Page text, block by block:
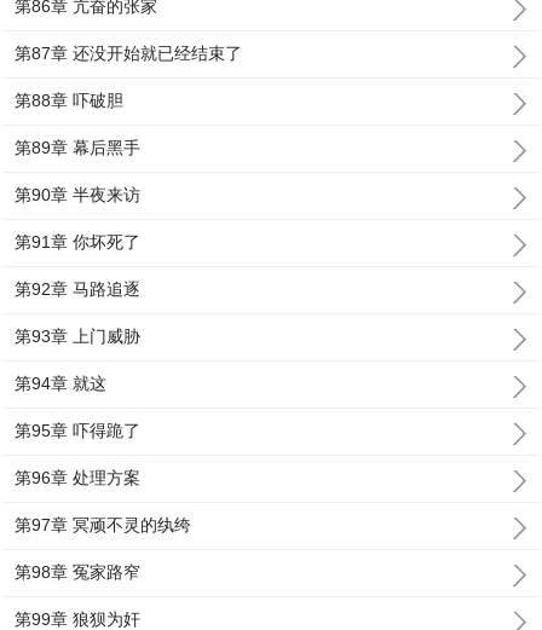
第86章 亢奋的张家
第87章 还没开始就已经结束了
第88章 吓破胆
第89章 幕后黑手
第90章 半夜来访
第91章 你坏死了
第92章 马路追逐
第93章 上门威胁
第94章 就这
第95章 吓得跪了
第96章 处理方案
第97章 冥顽不灵的纨绔
第98章 冤家路窄
第99章 狼狈为奸